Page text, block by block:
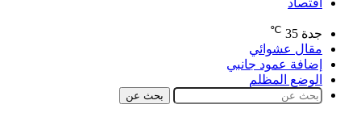
اقتصاد
جدة 35
℃
مقال عشوائي
إضافة عمود جانبي
الوضع المظلم
بحث عن